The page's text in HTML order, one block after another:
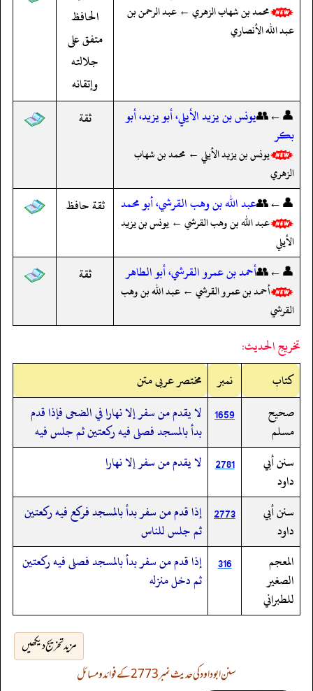
محمد بن شهاب الزهري ← عبد الرحمن بن
عبد الله الأنصاري
الحافظ
متفق على
جلالته
وإتقانه
👤←👥يونس بن يزيد الأيلي، أبو يزيد، أبو
بكر
يونس بن يزيد الأيلي ← محمد بن شهاب
الزهري
ثقة
👤←👥عبد الله بن وهب القرشي، أبو محمد
عبد الله بن وهب القرشي ← يونس بن يزيد
الأيلي
ثقة حافظ
👤←👥أحمد بن عمرو القرشي، أبو الطاهر
أحمد بن عمرو القرشي ← عبد الله بن وهب
القرشي
ثقة
تخريج الحديث:
کتاب
نمبر
مختصر عربی متن
صحيح
مسلم
1659 لا يقدم من سفر إلا نهارا في الضحى فإذا قدم
بدأ بالمسجد فصلى فيه ركعتين ثم جلس فيه
سنن أبي
داود
2781 لا يقدم من سفر إلا نهارا
سنن أبي
داود
2773 إذا قدم من سفر بدأ بالمسجد فركع فيه ركعتين
ثم جلس للناس
المعجم
الصغير
للطبراني
316
إذا قدم من سفر بدأ بالمسجد فصلى فيه ركعتين
ثم دخل منزله
مزید تخریج دیکھیں
سنن ابوداود کی حدیث نمبر 2773 کے فوائد و مسائل